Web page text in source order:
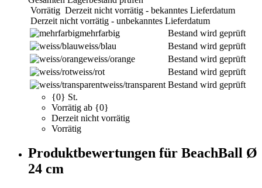
Vorrätig Derzeit nicht vorrätig - bekanntes Lieferdatum
Derzeit nicht vorrätig - unbekanntes Lieferdatum
mehrfarbig
Bestand wird geprüft
weiss/blau
Bestand wird geprüft
weiss/orange
Bestand wird geprüft
weiss/rot
Bestand wird geprüft
weiss/transparent Bestand wird geprüft
{0} St.
Vorrätig ab {0}
Derzeit nicht vorrätig
Vorrätig
Produktbewertungen für BeachBall Ø
24 cm